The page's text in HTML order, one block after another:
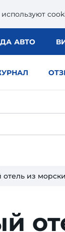
используют
АВТО
из